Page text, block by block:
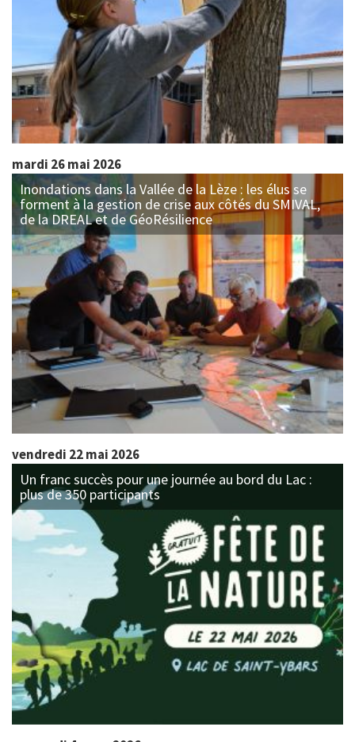
mardi 26 mai 2026
Inondations dans la Vallée de la Lèze : les élus se
forment à la gestion de crise aux côtés du SMIVAL,
de la DREAL et de GéoRésilience
vendredi 22 mai 2026
Un franc succès pour une journée au bord du Lac :
plus de 350 participants